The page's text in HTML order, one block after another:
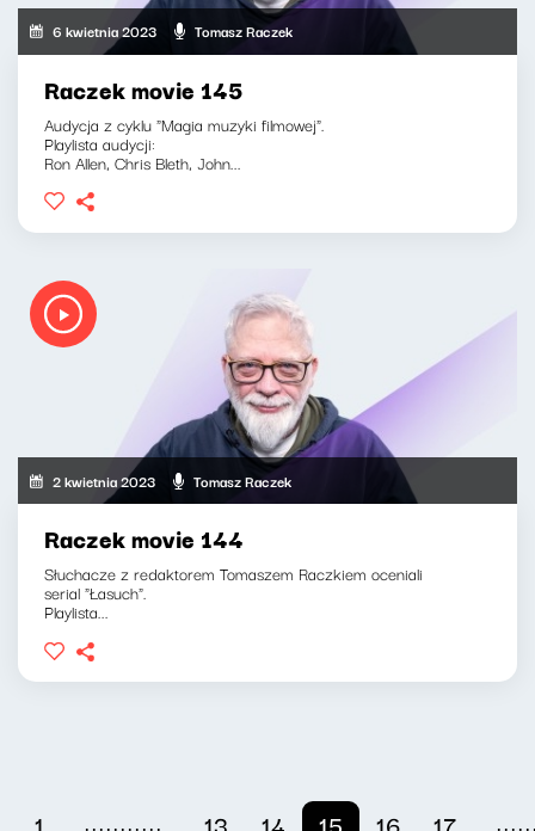
6 kwietnia 2023 Tomasz Raczek
Raczek movie 145
Audycja z cyklu "Magia muzyki filmowej".
Playlista audycji:
Ron Allen, Chris Bleth, John...
2 kwietnia 2023 Tomasz Raczek
Raczek movie 144
Słuchacze z redaktorem Tomaszem Raczkiem oceniali
serial "Łasuch".
Playlista...
...........